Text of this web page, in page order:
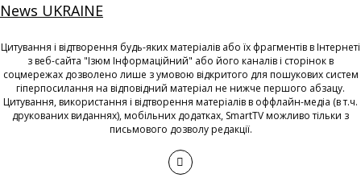
News UKRAINE
Цитування і відтворення будь-яких матеріалів або їх фрагментів в Інтернеті
з веб-сайта "Ізюм Інформаційний" або його каналів і сторінок в
соцмережах дозволено лише з умовою відкритого для пошукових систем
гіперпосилання на відповідний матеріал не нижче першого абзацу.
Цитування, використання і відтворення матеріалів в оффлайн-медіа (в т.ч.
друкованих виданнях), мобільних додатках, SmartTV можливо тільки з
письмового дозволу редакції.